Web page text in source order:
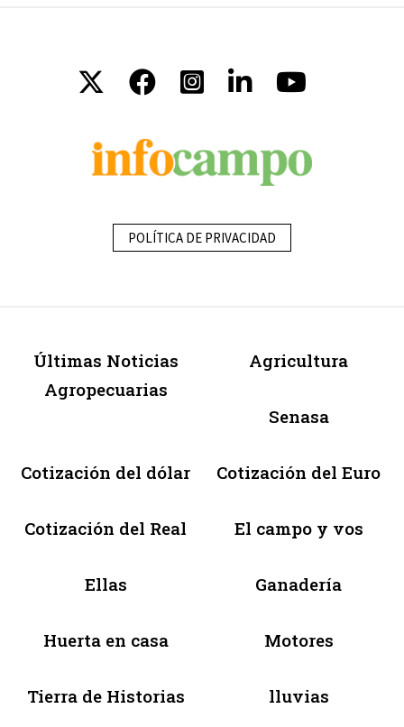
POLÍTICA DE PRIVACIDAD
Últimas Noticias
Agropecuarias
Agricultura
Senasa
Cotización del dólar Cotización del Euro
Cotización del Real El campo y vos
Ellas Ganadería
Huerta en casa Motores
Tierra de Historias lluvias